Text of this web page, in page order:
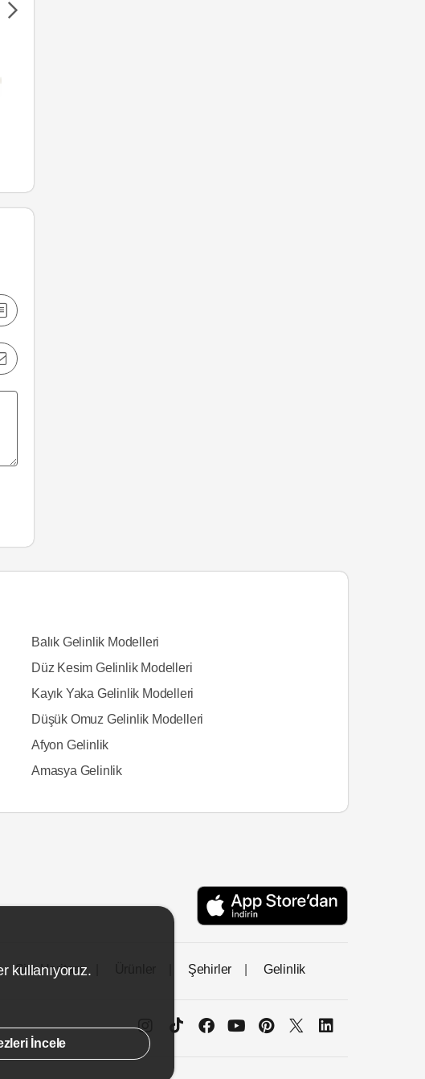
Balık Gelinlik Modelleri
Düz Kesim Gelinlik Modelleri
Kayık Yaka Gelinlik Modelleri
Düşük Omuz Gelinlik Modelleri
Afyon Gelinlik
Amasya Gelinlik
Site Haritası Şehirler Gelinlik
kullanıyoruz.
İncele